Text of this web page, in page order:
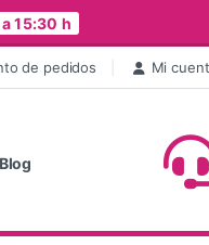
15:30 h
de pedidos Mi
Blog